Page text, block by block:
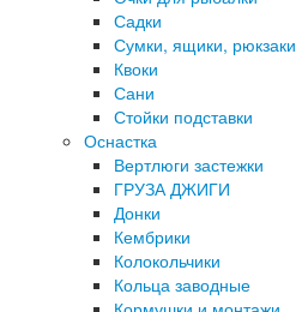
Садки
Сумки, ящики, рюкзаки
Квоки
Сани
Стойки подставки
Оснастка
Вертлюги застежки
ГРУЗА ДЖИГИ
Донки
Кембрики
Колокольчики
Кольца заводные